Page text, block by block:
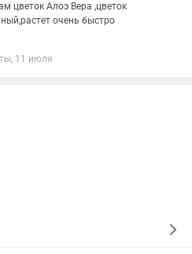
цветок Алоэ Вера ,цветок
очень быстро
11 июля